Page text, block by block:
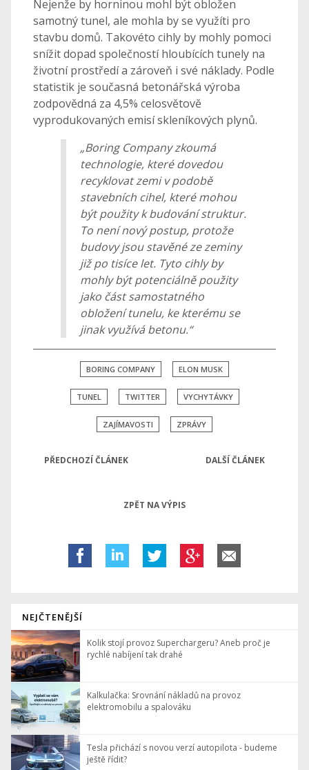
Nejenže by horninou mohl být obložen
samotný tunel, ale mohla by se využíti pro
stavbu domů. Takovéto cihly by mohly pomoci
snížit dopad společností hloubících tunely na
životní prostředí a zároveň i své náklady. Podle
statistik je současná betonářská výroba
zodpovědná za 4,5% celosvětově
vyprodukovaných emisí skleníkových plynů.
„Boring Company zkoumá
technologie, které dovedou
recyklovat zemi v podobě
stavebních cihel, které mohou
být použity k budování struktur.
To není nový postup, protože
budovy jsou stavěné ze zeminy
již po tisíce let. Tyto cihly by
mohly být potenciálně použity
jako část samostatného
obložení tunelu, ke kterému se
jinak využívá betonu.“
BORING COMPANY ELON MUSK
TUNEL TWITTER VYCHYTÁVKY
ZAJÍMAVOSTI ZPRÁVY
PŘEDCHOZÍ ČLÁNEK DALŠÍ ČLÁNEK
ZPĚT NA VÝPIS
NEJČTENĚJŠÍ
Kolik stojí provoz Superchargeru? Aneb proč je
rychlé nabíjení tak drahé
Kalkulačka: Srovnání nákladů na provoz
elektromobilu a spalováku
Tesla přichází s novou verzí autopilota - budeme
ještě řídit?